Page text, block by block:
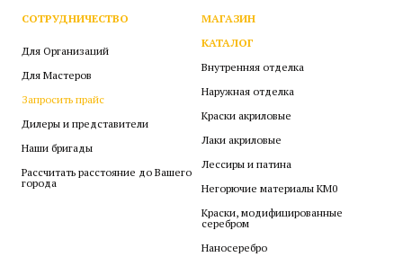
СОТРУДНИЧЕСТВО
Для Организаций
Для Мастеров
Запросить прайс
Дилеры и представители
Наши бригады
Рассчитать расстояние до Вашего
города
МАГАЗИН
КАТАЛОГ
Внутренняя отделка
Наружная отделка
Краски акриловые
Лаки акриловые
Лессиры и патина
Негорючие материалы КМ0
Краски, модифицированные
серебром
Наносеребро